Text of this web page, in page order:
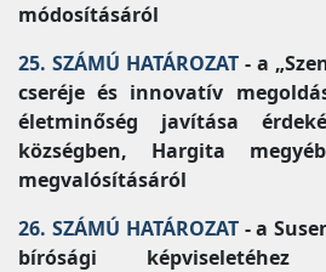
módosításáról
25. SZÁMÚ HATÁROZAT - a
cseréje és innovatív
életminőség javítása
községben, Hargita
megvalósításáról
26. SZÁMÚ HATÁROZAT- a
bírósági